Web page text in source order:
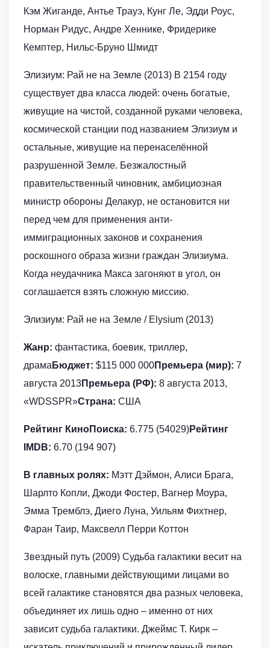
Кэм Жиганде, Антье Трауэ, Кунг Ле, Эдди Роус,
Норман Ридус, Андре Хеннике, Фридерике
Кемптер, Нильс-Бруно Шмидт
Элизиум: Рай не на Земле (2013) В 2154 году
существует два класса людей: очень богатые,
живущие на чистой, созданной руками человека,
космической станции под названием Элизиум и
остальные, живущие на перенаселённой
разрушенной Земле. Безжалостный
правительственный чиновник, амбициозная
министр обороны Делакур, не остановится ни
перед чем для применения анти-
иммиграционных законов и сохранения
роскошного образа жизни граждан Элизиума.
Когда неудачника Макса загоняют в угол, он
соглашается взять сложную миссию.
Элизиум: Рай не на Земле / Elysium (2013)
Жанр: фантастика, боевик, триллер,
драма Бюджет: $115 000 000Премьера (мир): 7
августа 2013Премьера (РФ): 8 августа 2013,
«WDSSPR»Страна: США
Рейтинг КиноПоиска: 6.775 (54029)Рейтинг
IMDB: 6.70 (194 907)
В главных ролях: Мэтт Дэймон, Алиси Брага,
Шарлто Копли, Джоди Фостер, Вагнер Моура,
Эмма Тремблэ, Диего Луна, Уильям Фихтнер,
Фаран Таир, Максвелл Перри Коттон
Звездный путь (2009) Судьба галактики весит на
волоске, главными действующими лицами во
всей галактике становятся два разных человека,
объединяет их лишь одно – именно от них
зависит судьба галактики. Джеймс Т. Кирк –